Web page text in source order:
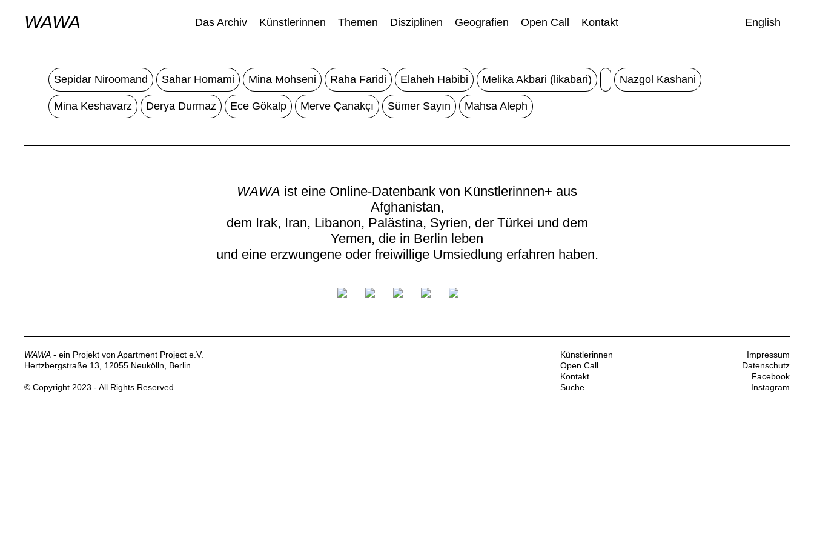
WAWA Das Archiv Künstlerinnen Themen Disziplinen Geografien Open Call Kontakt English
Sepidar Niroomand Sahar Homami Mina Mohseni Raha Faridi Elaheh Habibi Melika Akbari (likabari) Nazgol Kashani
Mina Keshavarz Derya Durmaz Ece Gökalp Merve Çanakçı Sümer Sayın Mahsa Aleph
WAWA ist eine Online-Datenbank von Künstlerinnen+ aus
Afghanistan,
dem Irak, Iran, Libanon, Palästina, Syrien, der Türkei und dem
Yemen, die in Berlin leben
und eine erzwungene oder freiwillige Umsiedlung erfahren haben.
WAWA - ein Projekt von Apartment Project e.V.
Hertzbergstraße 13, 12055 Neukölln, Berlin
© Copyright 2023 - All Rights Reserved
Künstlerinnen
Open Call
Kontakt
Suche
Impressum
Datenschutz
Facebook
Instagram